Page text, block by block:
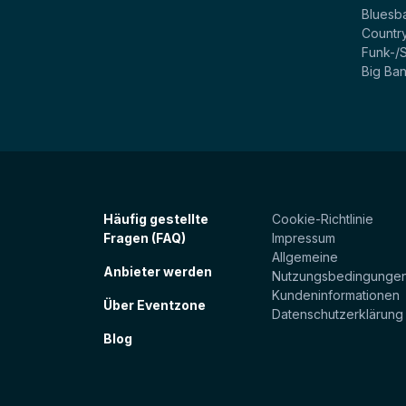
Funk-/
Big
Häufig gestellte
Fragen (FAQ)
Anbieter werden
Über Eventzone
Blog
Cookie-Richtlinie
Impressum
Allgemeine
Kundeninformationen
Datenschutzerklärung